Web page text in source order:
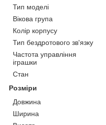
Тип моделі
Вікова група
Колір корпусу
Тип бездротового зв'язку
Частота управління
іграшки
Стан
Розміри
Довжина
Ширина